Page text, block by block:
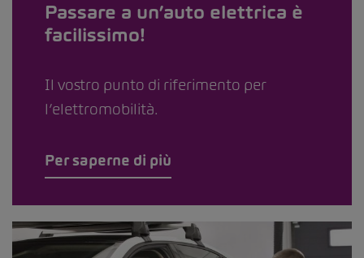
Passare a un’auto elettrica è
facilissimo!
Il vostro punto di riferimento per
l’elettromobilità.
Per saperne di più